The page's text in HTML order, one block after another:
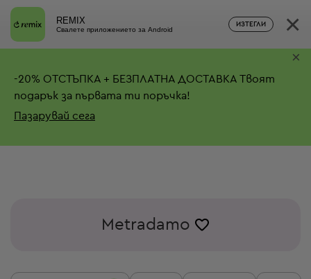
REMIX
Свалете приложението за Android
ИЗТЕГЛИ ×
-20% ОТСТЪПКА + БЕЗПЛАТНА ДОСТАВКА Твоят
подарък за първата ти поръчка!
Пазарувай сега
×
Metradamo